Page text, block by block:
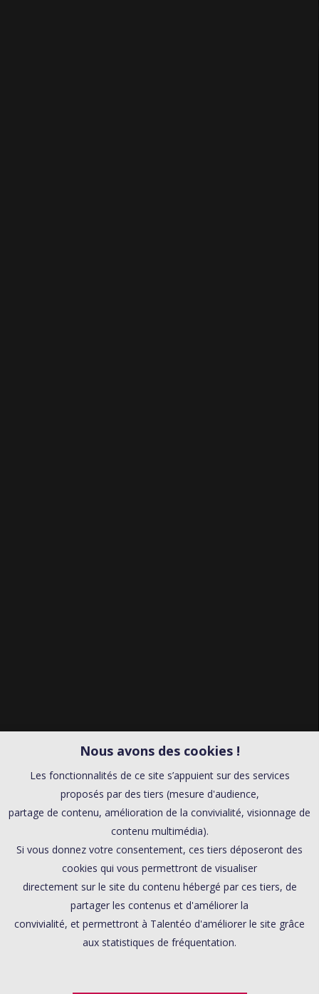
Nous avons des cookies !
Les fonctionnalités de ce site s’appuient sur des services
proposés par des tiers (mesure d'audience,
partage de contenu, amélioration de la convivialité, visionnage de
contenu multimédia).
Si vous donnez votre consentement, ces tiers déposeront des
cookies qui vous permettront de visualiser
directement sur le site du contenu hébergé par ces tiers, de
partager les contenus et d'améliorer la
convivialité, et permettront à Talentéo d'améliorer le site grâce
aux statistiques de fréquentation.